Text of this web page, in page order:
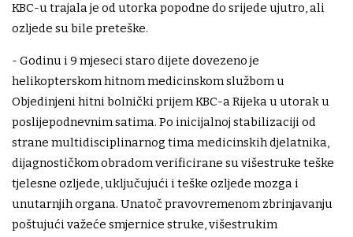
KBC-u trajala je od utorka popodne do srijede ujutro, ali
ozljede su bile preteške.
- Godinu i 9 mjeseci staro dijete dovezeno je
helikopterskom hitnom medicinskom službom u
Objedinjeni hitni bolnički prijem KBC-a Rijeka u utorak u
poslijepodnevnim satima. Po inicijalnoj stabilizaciji od
strane multidisciplinarnog tima medicinskih djelatnika,
dijagnostičkom obradom verificirane su višestruke teške
tjelesne ozljede, uključujući i teške ozljede mozga i
unutarnjih organa. Unatoč pravovremenom zbrinjavanju
poštujući važeće smjernice struke, višestrukim